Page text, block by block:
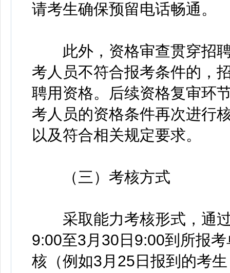
请考生确保预留电话畅通。
此外，资格审查贯穿招聘
考人员不符合报考条件的，
聘用资格。后续资格复审环
考人员的资格条件再次进行
以及符合相关规定要求。
（三）考核方式
采取能力考核形式，通过
9:00至3月30日9:00到所报
核（例如3月25日报到的考